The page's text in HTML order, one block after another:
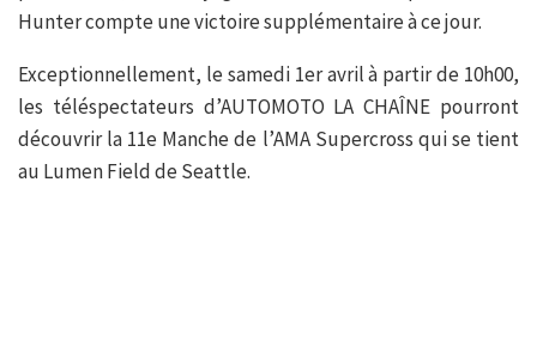
Hunter compte une victoire supplémentaire à ce jour.
Exceptionnellement, le samedi 1er avril à partir de 10h00,
les téléspectateurs d’AUTOMOTO LA CHAÎNE pourront
découvrir la 11e Manche de l’AMA Supercross qui se tient
au Lumen Field de Seattle.